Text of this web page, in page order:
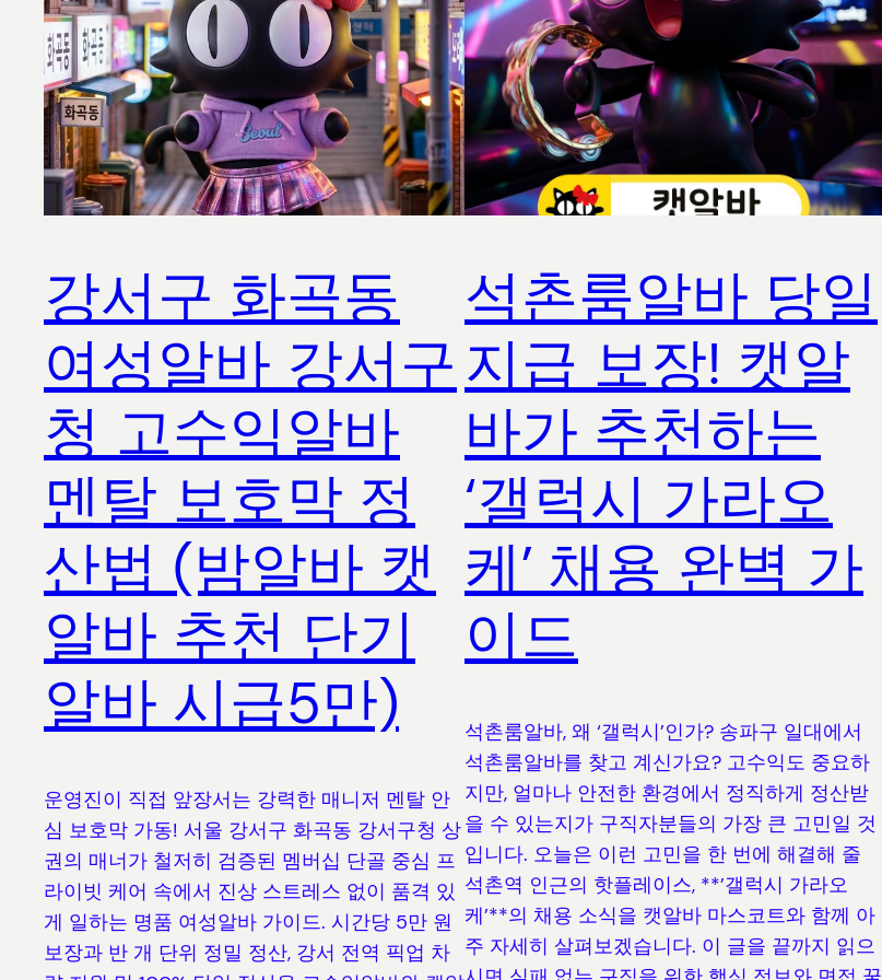
강서구 화곡동
여성알바 강서구
청 고수익알바
멘탈 보호막 정
산법 (밤알바 캣
알바 추천 단기
알바 시급5만)
운영진이 직접 앞장서는 강력한 매니저 멘탈 안
심 보호막 가동! 서울 강서구 화곡동 강서구청 상
권의 매너가 철저히 검증된 멤버십 단골 중심 프
라이빗 케어 속에서 진상 스트레스 없이 품격 있
게 일하는 명품 여성알바 가이드. 시간당 5만 원
보장과 반 개 단위 정밀 정산, 강서 전역 픽업 차
석촌룸알바 당일
지급 보장! 캣알
바가 추천하는
‘갤럭시 가라오
케’ 채용 완벽 가
이드
석촌룸알바, 왜 ‘갤럭시’인가? 송파구 일대에서
석촌룸알바를 찾고 계신가요? 고수익도 중요하
지만, 얼마나 안전한 환경에서 정직하게 정산받
을 수 있는지가 구직자분들의 가장 큰 고민일 것
입니다. 오늘은 이런 고민을 한 번에 해결해 줄
석촌역 인근의 핫플레이스, **’갤럭시 가라오
케’**의 채용 소식을 캣알바 마스코트와 함께 아
주 자세히 살펴보겠습니다. 이 글을 끝까지 읽으